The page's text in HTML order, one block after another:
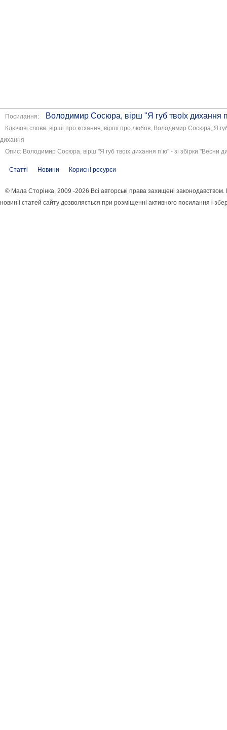
Посилання: Володимир Сосюра, вірш "Я губ твоїх дихання
Ключові слова: вірші про кохання, вірші про любов, Володимир Сосюра, Я
дихання
Опис: Володимир Сосюра, вірш "Я губ твоїх дихання п’ю" - зі збірки "Весни
Статті Новини Корисні ресурси
© Мала Сторінка, 2009 -2026 Всі авторські права захищені
новин і статей сайту дозволяється при розміщенні активного посилання і